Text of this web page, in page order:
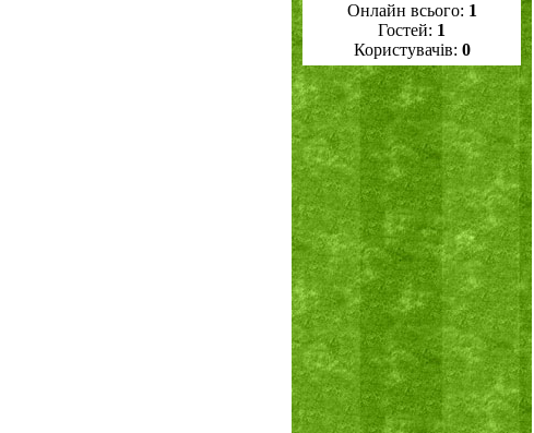
Онлайн всього: 1
Гостей: 1
Користувачів: 0